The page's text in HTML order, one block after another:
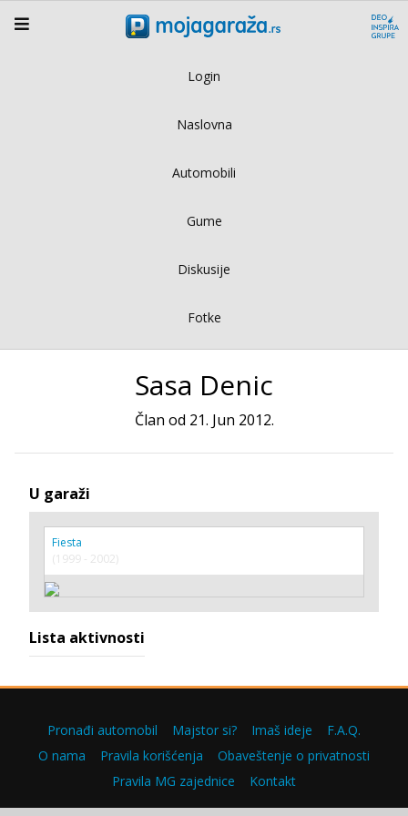
Login
Naslovna
Automobili
Gume
Diskusije
Fotke
Sasa Denic
Član od 21. Jun 2012.
U garaži
Fiesta
(1999 - 2002)
Lista aktivnosti
Pronađi automobil Majstor si? Imaš ideje
F.A.Q.
O nama
Pravila korišćenja
Obaveštenje o privatnosti
Pravila MG zajednice
Kontakt